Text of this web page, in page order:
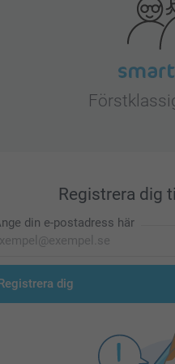
Registrera dig
din e-postadress här
dig